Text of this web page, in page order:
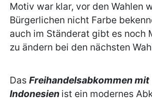
Motiv war klar, vor den Wahlen
Bürgerlichen nicht Farbe
auch im Ständerat gibt es noch
zu ändern bei den nächsten
Das Freihandelsabkommen mit
Indonesien ist ein modernes